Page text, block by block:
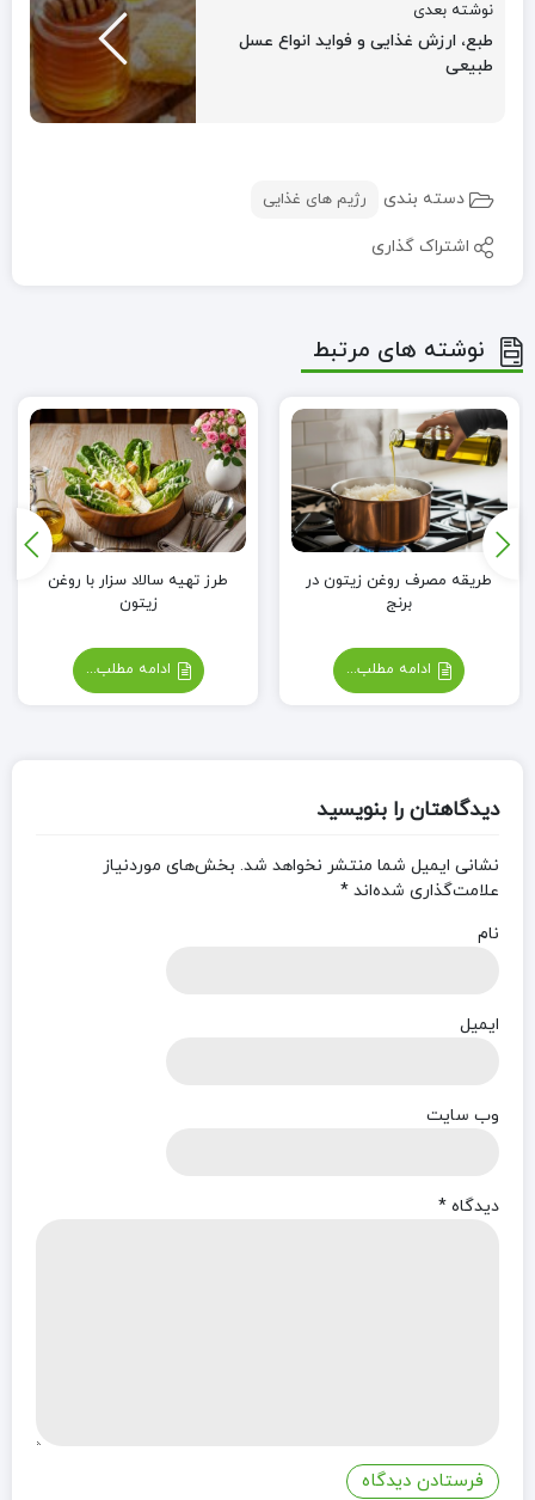
نوشته بعدی
طبع، ارزش غذایی و فواید انواع عسل
طبیعی
دسته بندی رژیم های غذایی
اشتراک گذاری
نوشته های مرتبط
طریقه مصرف روغن زیتون در
برنج
ادامه مطلب...
طرز تهیه سالاد سزار با روغن
زیتون
ادامه مطلب...
دیدگاهتان را بنویسید
نشانی ایمیل شما منتشر نخواهد شد. بخش‌های موردنیاز
علامت‌گذاری شده‌اند *
نام
ایمیل
وب‌ سایت
دیدگاه *